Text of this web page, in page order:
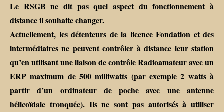
Le RSGB ne dit pas quel aspect du fonctionnement à
distance il souhaite changer.
Actuellement, les détenteurs de la licence Fondation et des
intermédiaires ne peuvent contrôler à distance leur station
qu’en utilisant une liaison de contrôle Radioamateur avec un
ERP maximum de 500 milliwatts (par exemple 2 watts à
partir d’un ordinateur de poche avec une antenne
hélicoïdale tronquée). Ils ne sont pas autorisés à utiliser